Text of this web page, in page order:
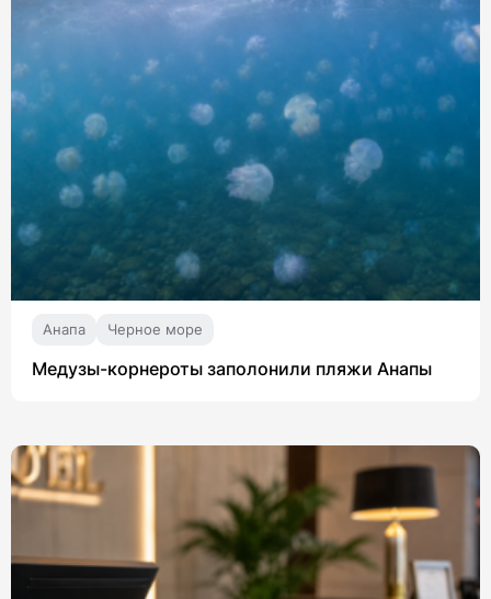
Анапа Черное море
Медузы-корнероты заполонили пляжи Анапы